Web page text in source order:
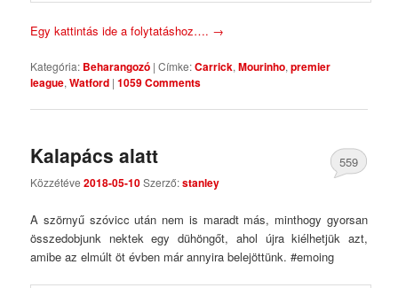
Egy kattintás ide a folytatáshoz…. →
Kategória: Beharangozó |Címke:Carrick,Mourinho,premier
league,Watford |1059 Comments
Kalapács alatt
Közzétéve2018-05-10Szerző:stanley
559
A szörnyű szóvicc után nem is maradt más, minthogy gyorsan
összedobjunk nektek egy dühöngőt, ahol újra kiélhetjük azt,
amibe az elmúlt öt évben már annyira belejöttünk. #emoing